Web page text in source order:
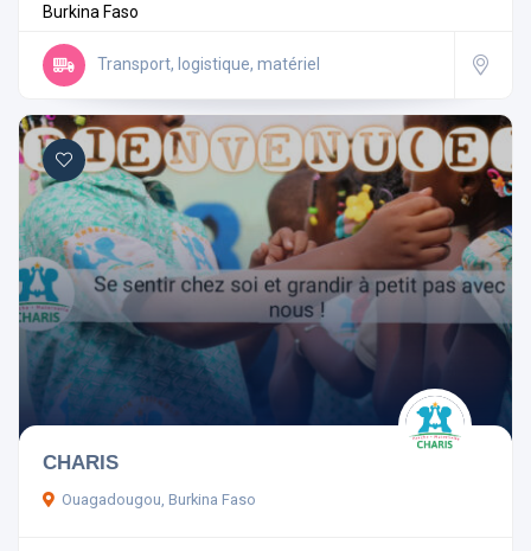
Burkina Faso
Transport, logistique, matériel
CHARIS
Ouagadougou, Burkina Faso